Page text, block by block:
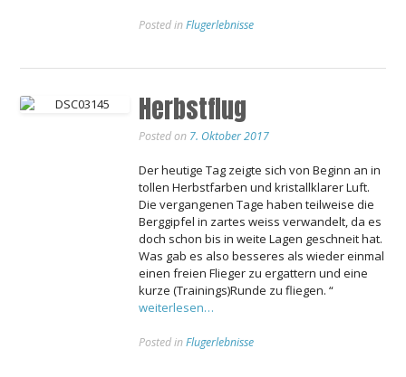
Posted inFlugerlebnisse
Herbstflug
Posted on 7. Oktober 2017
Der heutige Tag zeigte sich von Beginn an in
tollen Herbstfarben und kristallklarer Luft.
Die vergangenen Tage haben teilweise die
Berggipfel in zartes weiss verwandelt, da es
doch schon bis in weite Lagen geschneit hat.
Was gab es also besseres als wieder einmal
einen freien Flieger zu ergattern und eine
kurze (Trainings)Runde zu fliegen. “
weiterlesen…
Posted inFlugerlebnisse